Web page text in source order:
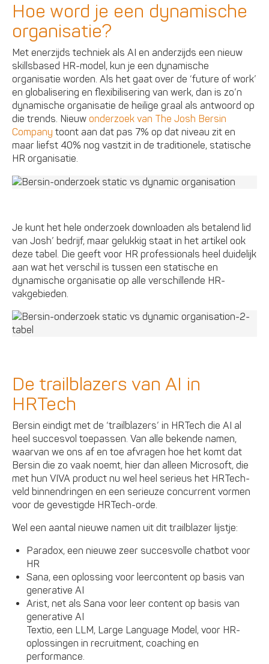
Hoe word je een dynamische
organisatie?
Met enerzijds techniek als AI en anderzijds een nieuw
skillsbased HR-model, kun je een dynamische
organisatie worden. Als het gaat over de ‘future of work’
en globalisering en flexibilisering van werk, dan is zo’n
dynamische organisatie de heilige graal als antwoord op
die trends. Nieuwonderzoek van The Josh Bersin
Company toont aan dat pas 7% op dat niveau zit en
maar liefst 40% nog vastzit in de traditionele, statische
HR organisatie.
Je kunt het hele onderzoek downloaden als betalend lid
van Josh’ bedrijf, maar gelukkig staat in het artikel ook
deze tabel. Die geeft voor HR professionals heel duidelijk
aan wat het verschil is tussen een statische en
dynamische organisatie op alle verschillende HR-
vakgebieden.
De trailblazers van AI in
HRTech
Bersin eindigt met de ‘trailblazers’ in HRTech die AI al
heel succesvol toepassen. Van alle bekende namen,
waarvan we ons af en toe afvragen hoe het komt dat
Bersin die zo vaak noemt, hier dan alleen Microsoft, die
met hun VIVA product nu wel heel serieus het HRTech-
veld binnendringen en een serieuze concurrent vormen
voor de gevestigde HRTech-orde.
Wel een aantal nieuwe namen uit dit trailblazer lijstje:
Paradox, een nieuwe zeer succesvolle chatbot voor
HR
Sana, een oplossing voor leercontent op basis van
generative AI
Arist, net als Sana voor leer content op basis van
generative AI
Textio, een LLM, Large Language Model, voor HR-
oplossingen in recruitment, coaching en
performance.